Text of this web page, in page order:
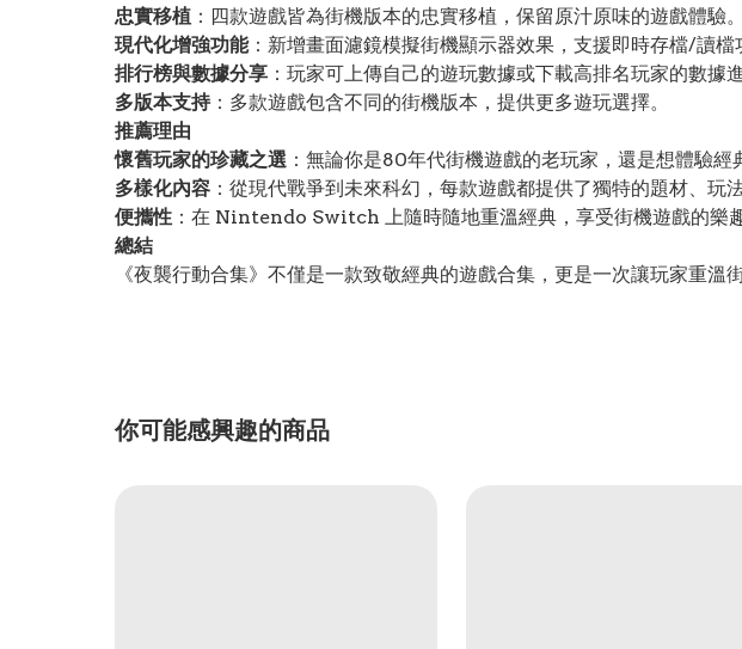
忠實移植 ：四款遊戲皆為街機版本的忠實移植，保留原汁原味的遊戲體驗。
現代化增強功能：新增畫面濾鏡模擬街機顯示器效果，支援即時存檔/讀檔
排行榜與數據分享 ：玩家可上傳自己的遊玩數據或下載高排名玩家的數據
多版本支持：多款遊戲包含不同的街機版本，提供更多遊玩選擇。
推薦理由
懷舊玩家的珍藏之選 ：無論你是80年代街機遊戲的老玩家，還是想體驗
多樣化內容 ：從現代戰爭到未來科幻，每款遊戲都提供了獨特的題材、玩法
便攜性 ：在 Nintendo Switch 上隨時隨地重溫經典，享受街機遊戲的樂趣
總結
《夜襲行動合集》不僅是一款致敬經典的遊戲合集，更是一次讓玩家重
你可能感興趣的商品